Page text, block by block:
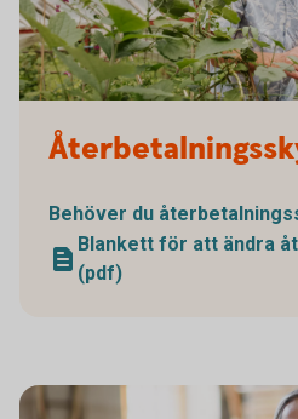
Behöver du
Blankett för att ändra
(pdf)